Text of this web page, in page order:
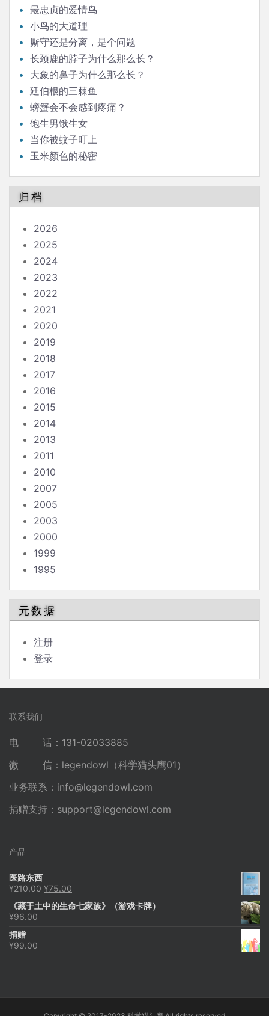
最忠贞的爱情鸟
小鸟的大道理
厮守还是分离，是个问题
长颈鹿的脖子为什么那么长？
大象的鼻子为什么那么长？
廷伯根的三棘鱼
螃蟹会不会感到疼痛？
饱生男饿生女
当你被蚊子叮上
玉米颜色的秘密
归档
2026
2025
2024
2023
2022
2021
2020
2019
2018
2017
2016
2015
2014
2013
2011
2010
2007
2005
2003
2000
1999
1995
元数据
注册
登录
联系我们
电 话：131-02033885
微 信：legendowl（科学猫头鹰01）
业务联系： info@legendowl.com
捐赠支持： support@legendowl.com
产品
医路东西
¥210.00 原
为：
¥75.00
价
《藏于土中的生命七家族》（游戏卡牌）
¥96.00
捐赠
¥99.00